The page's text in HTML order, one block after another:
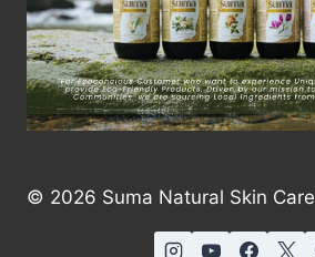
© 2026 Suma Natural Skin Care